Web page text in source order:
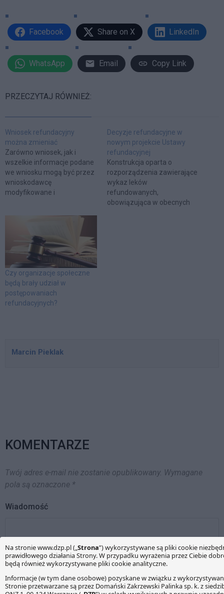
Facebook Share on X LinkedIn
WhatsApp Email Copy Link
PRZECZYTAJ RÓWNIEŻ:
Wniosek refundacyjny
można zmieniać
Zarówno wniosek, jak i
wszelkie informacje podane
we wniosku mogą być przez
wnioskodawcę
modyfikowane i
refundacyjnego. Minister
Zdrowia, wydając decyzję
refundacyjną, będzie
zobowiązany uwzględnić
wszelkie nowe dane lub
okoliczności oraz
formułowane przez
wnioskodawcę oczekiwania.
Ustalenia Ministra Zdrowia w
Decyzje refundacyjne w
nowym projekcie Ustawy
refundacyjnej
Konstrukcja oparta o
rozporządzenia zawierające
wykaz leków
refundowanych,
obowiązująca w obecnych
Czy organizacje społeczne
będą brały udział w
postępowaniach
refundacyjnych?
Marcin Pieklak
KOMENTARZE
Twój adres e-mail nie zostanie opublikowany. Wymagane
pola są oznaczone *
Wiadomość